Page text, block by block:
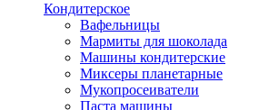
Кондитерское
Вафельницы
Мармиты для шоколада
Машины кондитерские
Миксеры планетарные
Мукопросеиватели
Паста машины